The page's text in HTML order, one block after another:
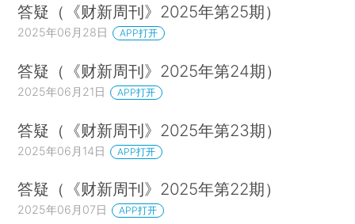
答疑（《财新周刊》2025年第25期）
2025年06月28日 APP打开
答疑（《财新周刊》2025年第24期）
2025年06月21日 APP打开
答疑（《财新周刊》2025年第23期）
2025年06月14日 APP打开
答疑（《财新周刊》2025年第22期）
2025年06月07日 APP打开